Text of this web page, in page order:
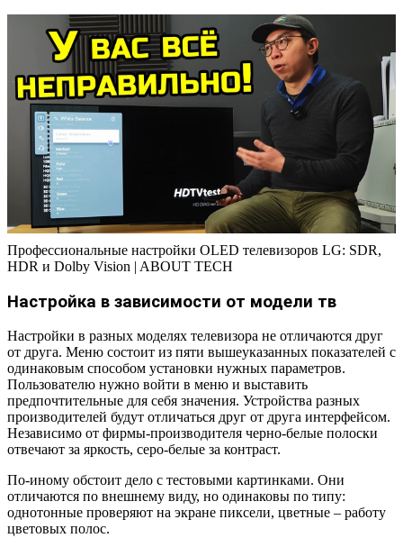
Профессиональные настройки OLED телевизоров LG: SDR,
HDR и Dolby Vision | ABOUT TECH
Настройка в зависимости от модели тв
Настройки в разных моделях телевизора не отличаются друг
от друга. Меню состоит из пяти вышеуказанных показателей с
одинаковым способом установки нужных параметров.
Пользователю нужно войти в меню и выставить
предпочтительные для себя значения. Устройства разных
производителей будут отличаться друг от друга интерфейсом.
Независимо от фирмы-производителя черно-белые полоски
отвечают за яркость, серо-белые за контраст.
По-иному обстоит дело с тестовыми картинками. Они
отличаются по внешнему виду, но одинаковы по типу:
однотонные проверяют на экране пиксели, цветные – работу
цветовых полос.